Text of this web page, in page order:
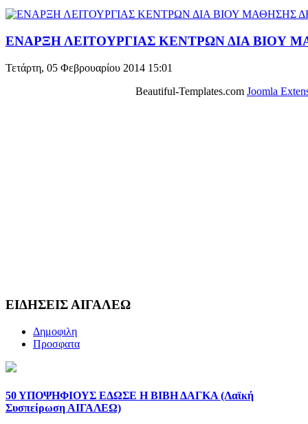
ΕΝΑΡΞΗ ΛΕΙΤΟΥΡΓΙΑΣ ΚΕΝΤΡΩΝ ΔΙΑ ΒΙΟΥ
Τετάρτη, 05 Φεβρουαρίου 2014 15:01
Beautiful-Templates.com Joomla
ΕΙΔΗΣΕΙΣ ΑΙΓΑΛΕΩ
Δημοφιλη
Προσφατα
50 ΥΠΟΨΗΦΙΟΥΣ ΕΔΩΣΕ Η ΒΙΒΗ ΔΑΓΚΑ (Λαϊκή
Συσπείρωση ΑΙΓΑΛΕΩ)